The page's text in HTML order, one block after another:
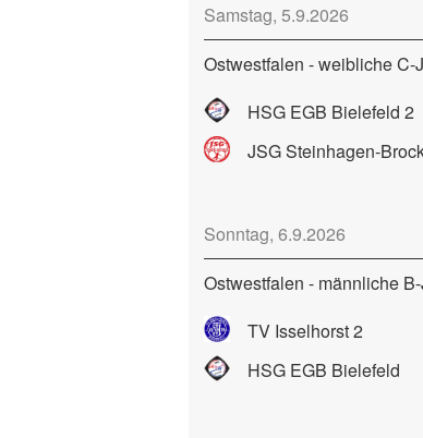
Samstag, 5.9.2026
Ostwestfalen - weibliche
HSG EGB Bielefeld 2
JSG Steinhagen-
Sonntag, 6.9.2026
Ostwestfalen - männliche
TV Isselhorst 2
HSG EGB Bielefeld